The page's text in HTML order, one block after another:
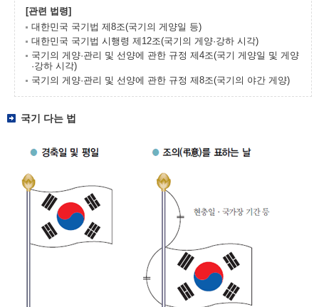
[관련 법령]
대한민국 국기법 제8조(국기의 게양일 등)
대한민국 국기법 시행령 제12조(국기의 게양·강하 시각)
국기의 게양·관리 및 선양에 관한 규정 제4조(국기 게양일 및 게양
·강하 시각)
국기의 게양·관리 및 선양에 관한 규정 제8조(국기의 야간 게양)
국기 다는 법